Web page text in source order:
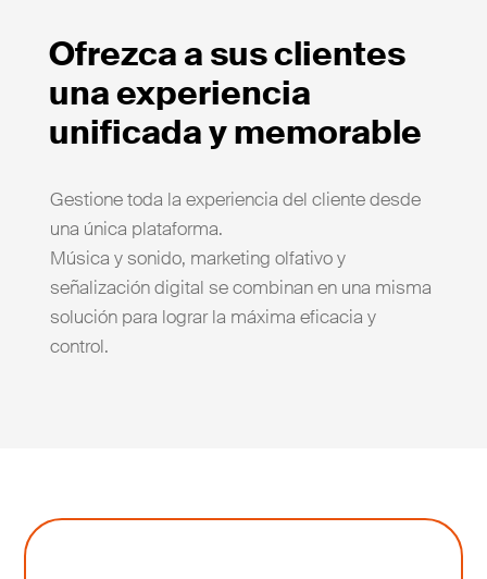
Ofrezca a sus clientes
una experiencia
unificada y memorable
Gestione toda la experiencia del cliente desde
una única plataforma.
Música y sonido, marketing olfativo y
señalización digital se combinan en una misma
solución para lograr la máxima eficacia y
control.